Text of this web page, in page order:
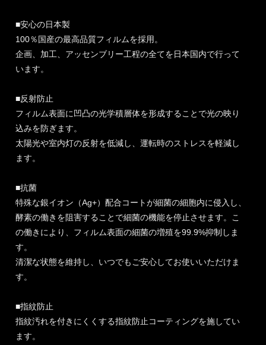
■安心の日本製
100％国産の最高品質フィルムを採用。
企画、加工、アッセンブリー工程の全てを日本国内で行って
います。
■反射防止
フィルム表面に凹凸の光学積層体を形成することで光の映り
込みを防ぎます。
太陽光や室内灯の反射を低減し、運転時のストレスを軽減し
ます。
■抗菌
特殊な銀イオン（Ag+）配合コートが細菌の細胞内に侵入し、
酵素の働きを阻害することで細菌の機能を停止させます。こ
の働きにより、フィルム表面の細菌の増殖を99.9%抑制しま
す。
清潔な状態を維持し、いつでもご安心してお使いいただけま
す。
■指紋防止
指紋汚れを付きにくくする指紋防止コーティングを施してい
ます。